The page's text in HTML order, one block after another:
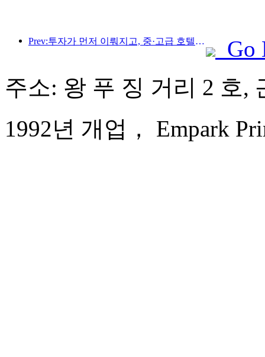
Prev:투자가 먼저 이뤄지고, 중·고급 호텔은 투기 단계를 넘어섰다.
Go
주소: 왕 푸 징 거리 2 호,
1992년 개업， Empark